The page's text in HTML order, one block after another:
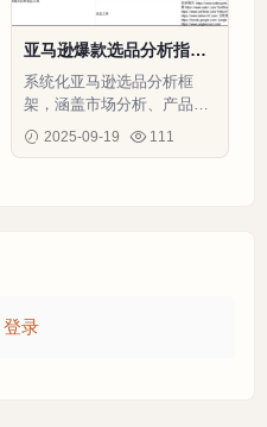
亚马逊爆款选品分析指南2
025-28行-1个子表
系统化亚马逊选品分析框
架，涵盖市场分析、产品定
位、定价策略和运营要点，
助力卖家科学选品提升爆款
2025-09-19 111
登录